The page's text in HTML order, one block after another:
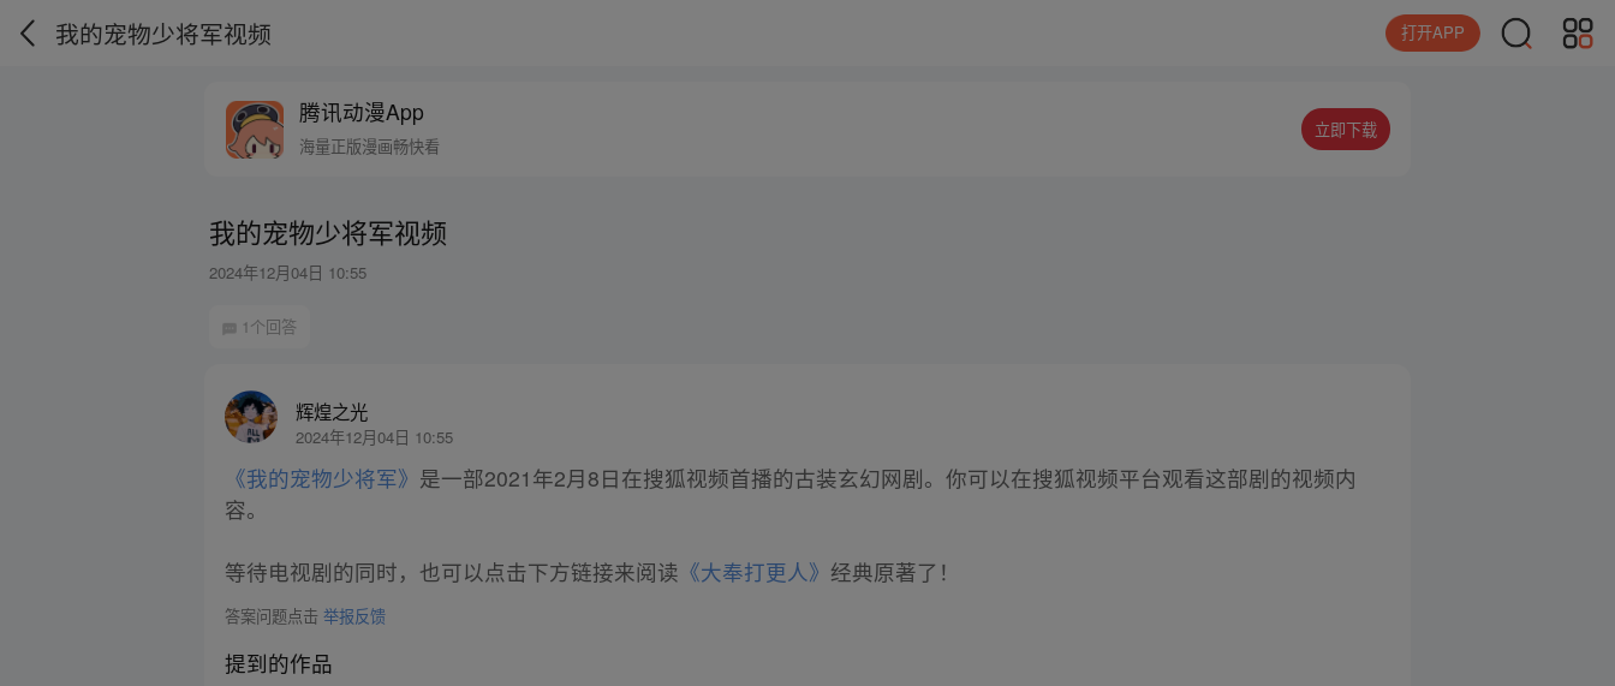
我的宠物少将军视频 打开APP
腾讯动漫App
海量正版漫画畅快看
立即下载
我的宠物少将军视频
2024年12月04日 10:55
1个回答
辉煌之光
2024年12月04日 10:55
《我的宠物少将军》 是一部2021年2月8日在搜狐视频首播的古装玄幻网剧。你可以在搜狐视频平台观看这部剧的视频内
容。
等待电视剧的同时，也可以点击下方链接来阅读 《大奉打更人》 经典原著了！
答案问题点击举报反馈
提到的作品